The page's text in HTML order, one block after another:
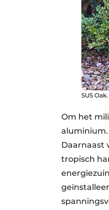
SUS Oak.
Om het
Daarnaast
tropisch